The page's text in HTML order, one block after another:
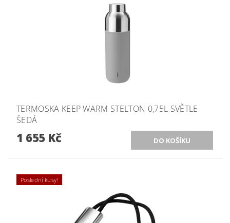
TERMOSKA KEEP WARM STELTON 0,75L SVĚTLE
ŠEDÁ
1 655 Kč
Poslední kusy!